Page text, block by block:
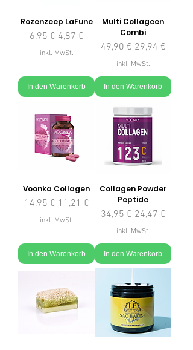
Rozenzeep LaFune
Standardpreis
6,95 € Sale-Preis
4,87 €
inkl. MwSt.
In den Warenkorb
Multi Collageen
Combi
Standardpreis
49,90 € Sale-Preis
29,94 €
inkl. MwSt.
In den Warenkorb
Voonka Collagen
Standardpreis
14,95 € Sale-Preis
11,21 €
inkl. MwSt.
In den Warenkorb
Collagen Powder
Peptide
Standardpreis
34,95 € Sale-Preis
24,47 €
inkl. MwSt.
In den Warenkorb